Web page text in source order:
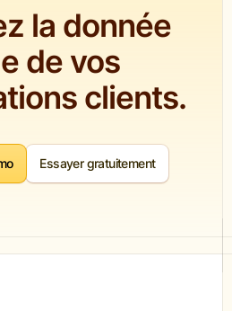
la donnée
de vos
clients.
Essayer gratuitement